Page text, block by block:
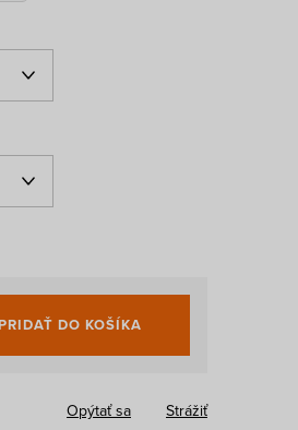
DO KOŠÍKA
Opýtať sa Strážiť